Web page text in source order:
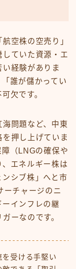
空株の空売り」
ていた資源・エ
経験がありま
誰が儲かってい
欠です。
問題など、中東
押し上げていま
（LNGの確保や
エネルギー株は
シブ株」へと市
ーチャージのニ
インフレの継
ーなのです。
受ける手堅い